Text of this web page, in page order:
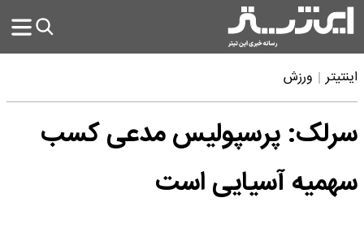
اینتیتر ورزش
سرلک: پرسپولیس مدعی کسب
سهمیه آسیایی است